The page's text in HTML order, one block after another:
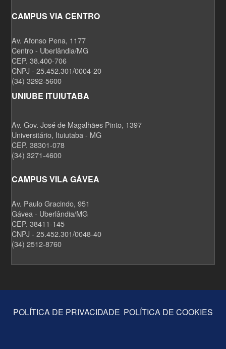
CAMPUS VIA CENTRO
Av. Afonso Pena, 1177
Centro - Uberlândia/MG
CEP. 38.400-706
CNPJ - 25.452.301/0004-20
(34) 3292-5600
UNIUBE ITUIUTABA
Av. Gov. José de Magalhães Pinto, 1397
Universitário, Ituiutaba - MG
CEP. 38301-078
(34) 3271-4600
CAMPUS VILA GÁVEA
Av. Paulo Gracindo, 951
Gávea - Uberlândia/MG
CEP. 38411-145
CNPJ - 25.452.301/0048-40
(34) 2512-8760
POLÍTICA DE PRIVACIDADE POLÍTICA DE COOKIES